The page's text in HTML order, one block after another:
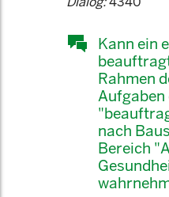
Kann ein
Rahmen
Aufgaben
nach
Bereich